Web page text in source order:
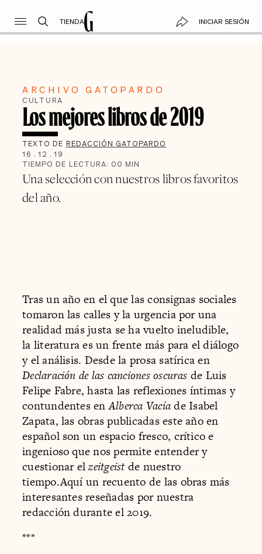
TIENDA INICIAR SESIÓN
ARCHIVO GATOPARDO
CULTURA
Los mejores libros de 2019
TEXTO DE REDACCIÓN GATOPARDO
16 . 12 . 19
TIEMPO DE LECTURA: 00 MIN
Una selección con nuestros libros favoritos
del año.
Tras un año en el que las consignas sociales
tomaron las calles y la urgencia por una
realidad más justa se ha vuelto ineludible,
la literatura es un frente más para el diálogo
y el análisis. Desde la prosa satírica en
Declaración de las canciones oscuras de Luis
Felipe Fabre, hasta las reflexiones íntimas y
contundentes enAlberca Vacíade Isabel
Zapata, las obras publicadas este año en
español son un espacio fresco, crítico e
ingenioso que nos permite entender y
cuestionar elzeitgeistde nuestro
tiempo.Aquí un recuento de las obras más
interesantes reseñadas por nuestra
redacción durante el 2019.
***